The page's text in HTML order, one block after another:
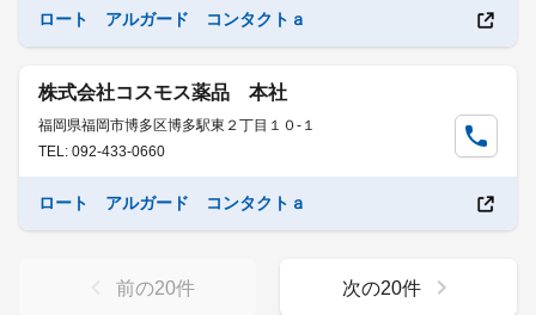
ロート アルガード コンタクトａ
株式会社コスモス薬品 本社
福岡県福岡市博多区博多駅東２丁目１０-１
TEL: 092-433-0660
ロート アルガード コンタクトａ
前の20件 次の20件